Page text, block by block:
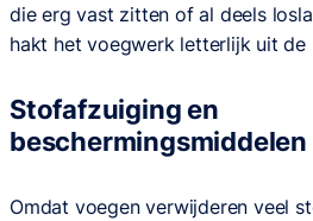
die erg vast zitten of al deels
hakt het voegwerk letterlijk uit de
Stofafzuiging en
beschermingsmiddelen
Omdat voegen verwijderen veel